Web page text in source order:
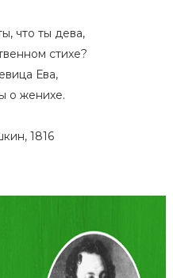
, что ты дева,
стихе?
Ева,
о женихе.
, 1816